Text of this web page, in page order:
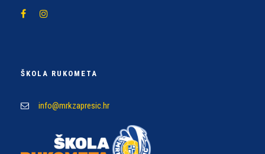
ŠKOLA RUKOMETA
info@mrkzapresic.hr